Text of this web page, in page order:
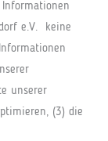
e.V. keine
unserer
(3) die